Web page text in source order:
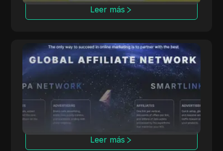
Leer más
ClickDealer
ClickDealer mejora el ROI de las campañas a
través de múltiples verticales, incluyendo
comercio electrónico y salud.
Leer más